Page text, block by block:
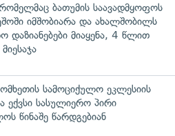
ბათუმის საავადმყოფოს
იმშობიარა და ახალშობილს
დაზიანებები მიაყენა, 4 წლით
სამოციქულო ეკლესიის
ექვსი სასულიერო პირი
წინაშე წარდგებიან